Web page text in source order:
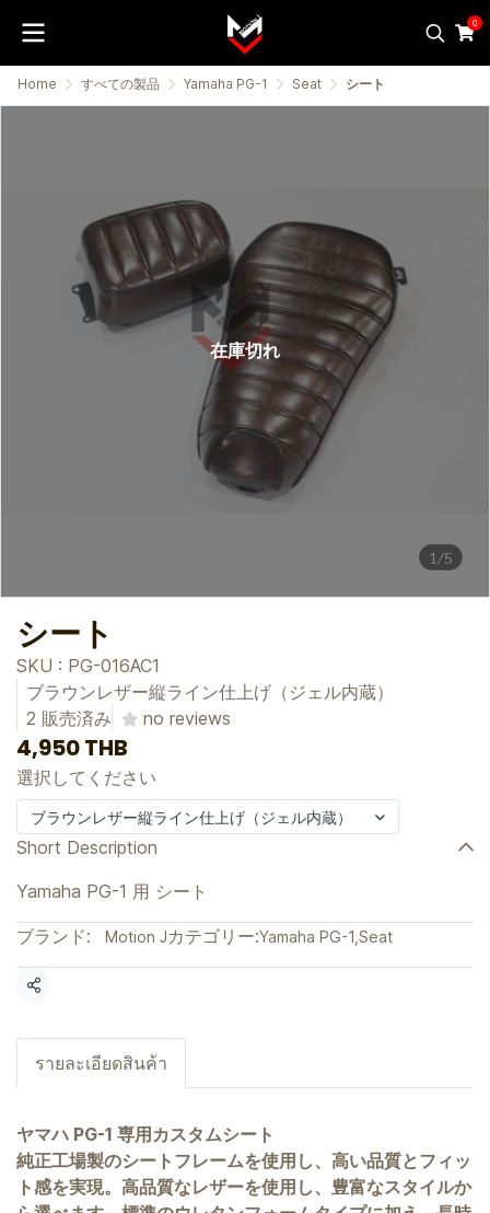
0
Home すべての製品 Yamaha PG-1 Seat シート
1/5
在庫切れ
シート
SKU : PG-016AC1
ブラウンレザー縦ライン仕上げ（ジェル内蔵）
2 販売済み
no reviews
4,950 THB
選択してください
ブラウンレザー縦ライン仕上げ（ジェル内蔵）
Short Description
Yamaha PG-1 用 シート
ブランド: Motion Jカテゴリー:Yamaha PG-1 Seat
共有
รายละเอียดสินค้า
ヤマハ PG-1 専用カスタムシート
純正工場製のシートフレームを使用し、高い品質とフィッ
ト感を実現。高品質なレザーを使用し、豊富なスタイルか